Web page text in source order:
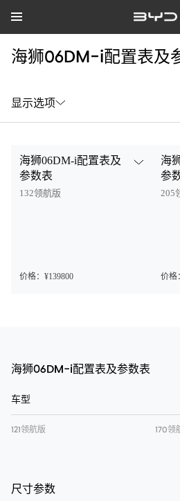
海狮06DM-i配置表及
显示选项
海狮06DM-i配置表及
参数表
132领航版
价格：¥139800
海
参
205
价格
海狮06DM-i配置表及参数表
车型
121领航版 170领
尺寸参数